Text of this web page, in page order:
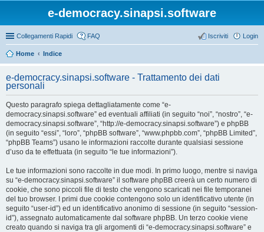
e-democracy.sinapsi.software
Collegamenti Rapidi FAQ Login
Iscriviti
Home Indice
e-democracy.sinapsi.software - Trattamento dei dati
personali
Questo paragrafo spiega dettagliatamente come “e-
democracy.sinapsi.software” ed eventuali affiliati (in seguito “noi”, “nostro”, “e-
democracy.sinapsi.software”, “http://e-democracy.sinapsi.software”) e phpBB
(in seguito “essi”, “loro”, “phpBB software”, “www.phpbb.com”, “phpBB Limited”,
“phpBB Teams”) usano le informazioni raccolte durante qualsiasi sessione
d’uso da te effettuata (in seguito “le tue informazioni”).
Le tue informazioni sono raccolte in due modi. In primo luogo, mentre si naviga
su “e-democracy.sinapsi.software” il software phpBB creerà un certo numero di
cookie, che sono piccoli file di testo che vengono scaricati nei file temporanei
del tuo browser. I primi due cookie contengono solo un identificativo utente (in
seguito “user-id”) ed un identificativo anonimo di sessione (in seguito “session-
id”), assegnato automaticamente dal software phpBB. Un terzo cookie viene
creato quando si naviga tra gli argomenti di “e-democracy.sinapsi.software” e